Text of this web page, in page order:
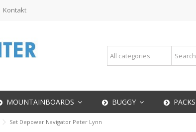
Kontakt
MOUNTAINBOARDS BUGGY PACKS
Set Depower Navigator Peter Lynn